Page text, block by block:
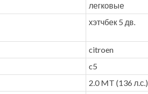
легковые
хэтчбек 5 дв.
citroen
c5
2.0 MT (136 л.с.)